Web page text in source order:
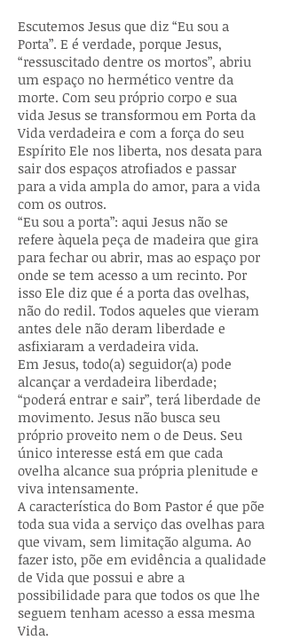
Escutemos Jesus que diz “Eu sou a
Porta”. E é verdade, porque Jesus,
“ressuscitado dentre os mortos”, abriu
um espaço no hermético ventre da
morte. Com seu próprio corpo e sua
vida Jesus se transformou em Porta da
Vida verdadeira e com a força do seu
Espírito Ele nos liberta, nos desata para
sair dos espaços atrofiados e passar
para a vida ampla do amor, para a vida
com os outros.
“Eu sou a porta”: aqui Jesus não se
refere àquela peça de madeira que gira
para fechar ou abrir, mas ao espaço por
onde se tem acesso a um recinto. Por
isso Ele diz que é a porta das ovelhas,
não do redil. Todos aqueles que vieram
antes dele não deram liberdade e
asfixiaram a verdadeira vida.
Em Jesus, todo(a) seguidor(a) pode
alcançar a verdadeira liberdade;
“poderá entrar e sair”, terá liberdade de
movimento. Jesus não busca seu
próprio proveito nem o de Deus. Seu
único interesse está em que cada
ovelha alcance sua própria plenitude e
viva intensamente.
A característica do Bom Pastor é que põe
toda sua vida a serviço das ovelhas para
que vivam, sem limitação alguma. Ao
fazer isto, põe em evidência a qualidade
de Vida que possui e abre a
possibilidade para que todos os que lhe
seguem tenham acesso a essa mesma
Vida.